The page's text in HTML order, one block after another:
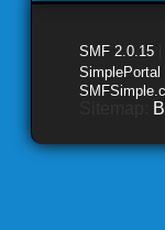
SMF 2.0.15